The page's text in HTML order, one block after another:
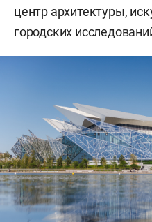
центр архитектуры,
городских